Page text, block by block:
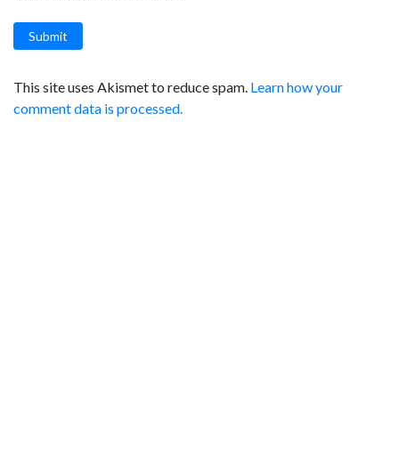
Submit
This site uses Akismet to reduce spam. Learn how your
comment data is processed.